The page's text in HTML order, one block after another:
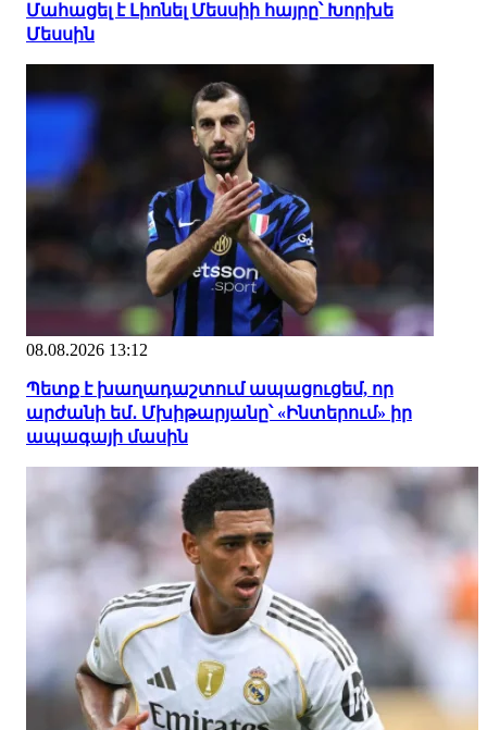
Մահացել է Լիոնել Մեսսիի հայրը՝ Խորխե
Մեսսին
08.08.2026 13:12
Պետք է խաղադաշտում ապացուցեմ, որ
արժանի եմ․ Մխիթարյանը՝ «Ինտերում» իր
ապագայի մասին